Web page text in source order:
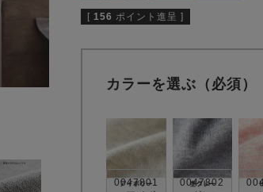
[ 156 ポイント進呈 ]
カラーを選ぶ（必須）
0047801
0047802